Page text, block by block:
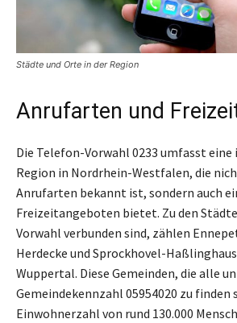
Städte und Orte in der Region
Anrufarten und
Die Telefon-Vorwahl 0233 umfasst
Region in Nordrhein-Westfalen, die
Anrufarten bekannt ist, sondern auch
Freizeitangeboten bietet. Zu den
Vorwahl verbunden sind, zählen
Herdecke und Sprockhovel-
Wuppertal. Diese Gemeinden, die alle
Gemeindekennzahl 05954020 zu finden
Einwohnerzahl von rund 130.000